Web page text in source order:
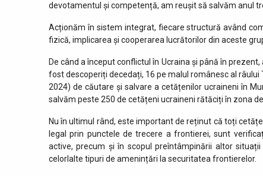
devotamentul și competență, am reușit să salvăm anul
Acționăm în sistem integrat, fiecare structură având
fizică, implicarea și cooperarea lucrătorilor din aceste
De când a început conflictul în Ucraina și până în
fost descoperiți decedați, 16 pe malul românesc al
2024) de căutare și salvare a cetățenilor ucraineni în
salvăm peste 250 de cetățeni ucraineni rătăciți în zona
Nu în ultimul rând, este important de reținut că toți
legal prin punctele de trecere a frontierei, sunt
active, precum și în scopul preîntâmpinării altor
celorlalte tipuri de amenințări la securitatea frontierelor.